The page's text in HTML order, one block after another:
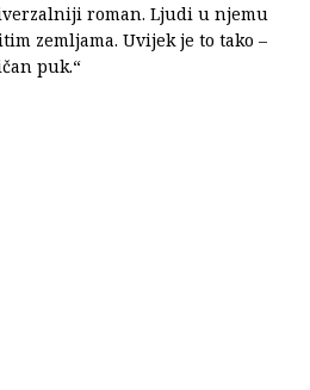
roman. Ljudi u njemu
zemljama. Uvijek je to tako –
puk.“